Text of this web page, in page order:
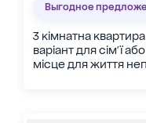
Выгодное
3 кімнатна
варіант для сім'ї
місце для життя